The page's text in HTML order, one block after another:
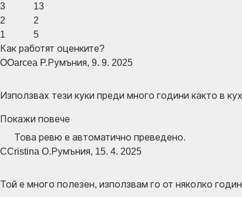
3
13
2
2
1
5
Как работят оценките?
OOarcea P. Румъния, 9. 9. 2025
Използвах тези куки преди много години както в
Покажи повече
Това ревю е автоматично преведено.
CCristina O. Румъния, 15. 4. 2025
Той е много полезен, използвам го от няколко